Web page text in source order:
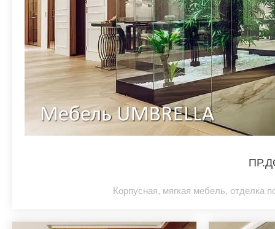
Корпусная, мягкая мебель, отделка